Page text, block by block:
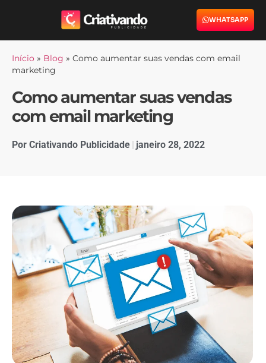
WHATSAPP
Início » Blog » Como aumentar suas vendas com email
marketing
Como aumentar suas vendas
com email marketing
Por Criativando Publicidade janeiro 28, 2022